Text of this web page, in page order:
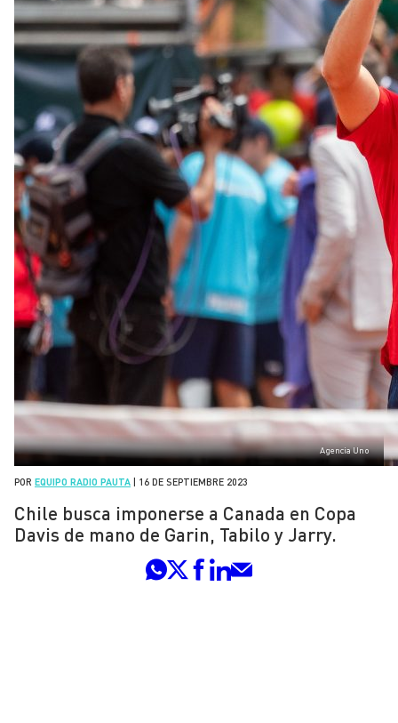
Agencia Uno
POR EQUIPO RADIO PAUTA | 16 DE SEPTIEMBRE 2023
Chile busca imponerse a Canada en Copa
Davis de mano de Garin, Tabilo y Jarry.